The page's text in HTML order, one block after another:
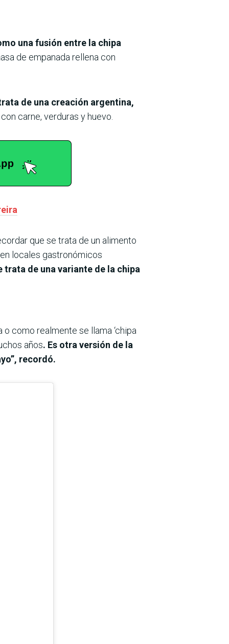
una fusión entre la chipa
de empanada rellena con
de una creación argentina,
carne, verduras y huevo.
que se trata de un alimento
locales gastronómicos
de una variante de la chipa
como realmente se llama ‘chipa
años. Es otra versión de la
recordó.